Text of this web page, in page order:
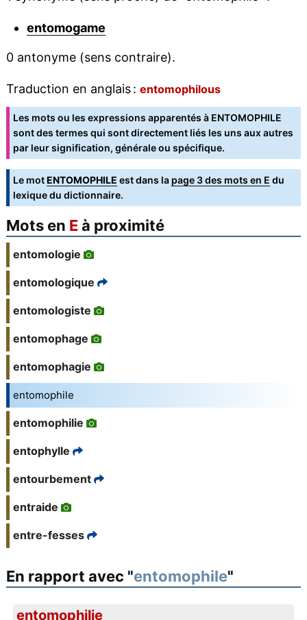
entomogame
0 antonyme (sens contraire).
Traduction en anglais : entomophilous
Les mots ou les expressions apparentés à ENTOMOPHILE
sont des termes qui sont directement liés les uns aux autres
par leur signification, générale ou spécifique.
Le motENTOMOPHILE est dans la page 3 des mots en E du
lexique du dictionnaire.
Mots en Eà proximité
entomologie
entomologique
entomologiste
entomophage
entomophagie
entomophile
entomophilie
entophylle
entourbement
entraide
entre-fesses
En rapport avec "entomophile"
entomophilie